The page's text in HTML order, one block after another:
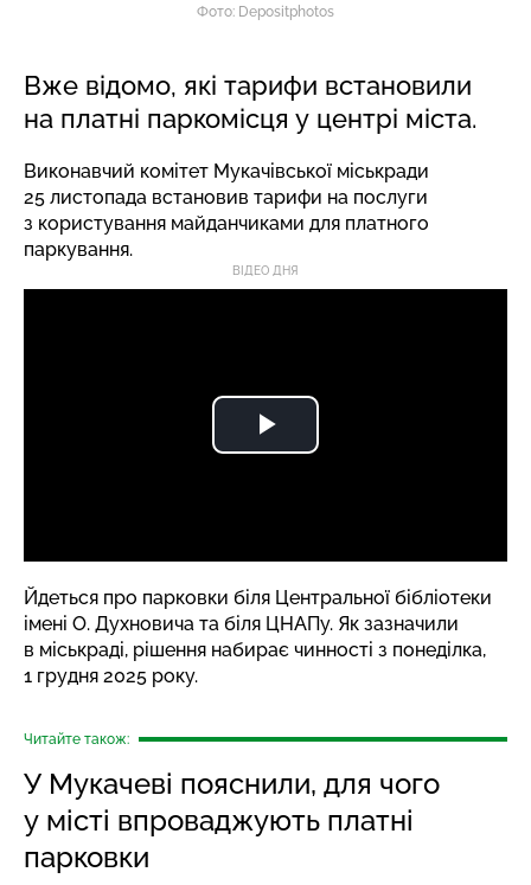
Фото: Depositphotos
Вже відомо, які тарифи встановили
на платні паркомісця у центрі міста.
Виконавчий комітет Мукачівської міськради
25 листопада встановив тарифи на послуги
з користування майданчиками для платного
паркування.
ВІДЕО ДНЯ
Йдеться про парковки біля Центральної бібліотеки
імені О. Духновича та біля ЦНАПу. Як зазначили
в міськраді, рішення набирає чинності з понеділка,
1 грудня 2025 року.
Читайте також:
У Мукачеві пояснили, для чого
у місті впроваджують платні
парковки